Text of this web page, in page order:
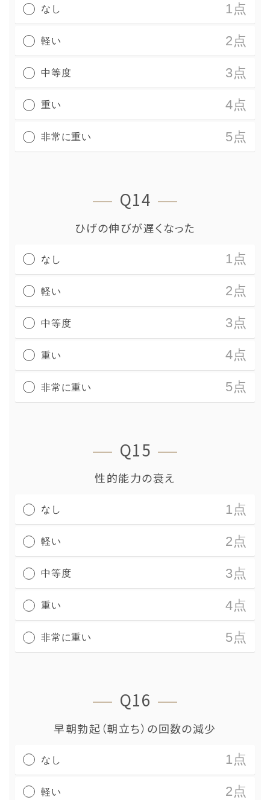
なし 1点
軽い 2点
中等度 3点
重い 4点
非常に重い 5点
Q14
ひげの伸びが遅くなった
なし 1点
軽い 2点
中等度 3点
重い 4点
非常に重い 5点
Q15
性的能力の衰え
なし 1点
軽い 2点
中等度 3点
重い 4点
非常に重い 5点
Q16
早朝勃起（朝立ち）の回数の減少
なし 1点
軽い 2点